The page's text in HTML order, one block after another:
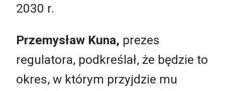
2030 r.
Przemysław Kuna, prezes
regulatora, podkreślał, że będzie to
okres, w którym przyjdzie mu